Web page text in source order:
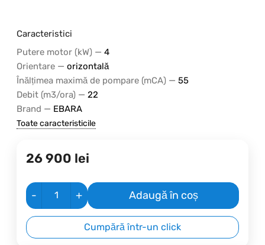
Caracteristici
Putere motor (kW) — 4
Orientare — orizontală
Înălțimea maximă de pompare (mCA) — 55
Debit (m3/ora) — 22
Brand — EBARA
Toate caracteristicile
26 900 lei
- + Adaugă în coș
Cumpără într-un click